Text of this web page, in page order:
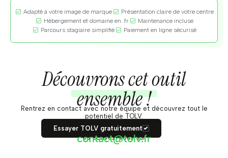
Adapté à votre image de marque
Présentation claire de votre centre
Hébergement et domaine en .fr
Maintenance incluse
Parcours stagiaire simplifié
Paiement en ligne sécurisé
Découvrons cet outil
ensemble !
Rentrez en contact avec notre équipe et découvrez tout le
potentiel de TOLV.
Essayer TOLV gratuitement
ou écrivez-vous sur